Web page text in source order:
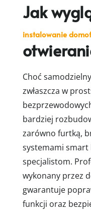
Jak
instalowanie
Choć
zwłaszcza w
bardziej
zarówno furtką,
systemami smart
specjalistom.
wykonany przez
gwarantuje
funkcji oraz